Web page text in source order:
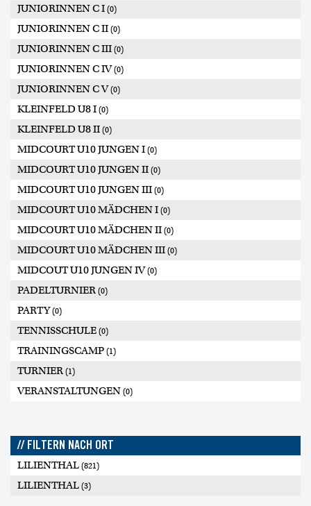
JUNIORINNEN C I (0)
JUNIORINNEN C II (0)
JUNIORINNEN C III (0)
JUNIORINNEN C IV(0)
JUNIORINNEN C V(0)
KLEINFELD U8 I (0)
KLEINFELD U8 II (0)
MIDCOURT U10 JUNGEN I (0)
MIDCOURT U10 JUNGEN II (0)
MIDCOURT U10 JUNGEN III (0)
MIDCOURT U10 MÄDCHEN I (0)
MIDCOURT U10 MÄDCHEN II (0)
MIDCOURT U10 MÄDCHEN III (0)
MIDCOUT U10 JUNGEN IV(0)
PADELTURNIER (0)
PARTY(0)
TENNISSCHULE (0)
TRAININGSCAMP (1)
TURNIER (1)
VERANSTALTUNGEN (0)
// FILTERN NACH ORT
LILIENTHAL (821)
LILIENTHAL (3)